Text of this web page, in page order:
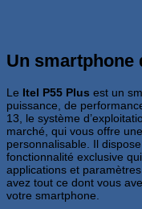
Un smartphone
Le Itel P55 Plus est un
puissance, de
13, le système
marché, qui vous offre
personnalisable. Il
fonctionnalité exclusive
applications et
avez tout ce dont vous
votre smartphone.